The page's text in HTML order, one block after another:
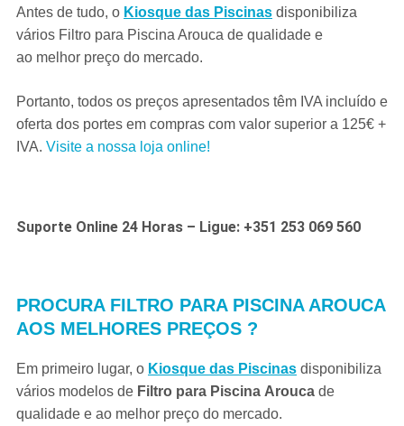
Antes de tudo, o Kiosque das Piscinas disponibiliza
vários Filtro para Piscina Arouca de qualidade e
ao melhor preço do mercado.
Portanto, todos os preços apresentados têm IVA incluído e
oferta dos portes em compras com valor superior a 125€ +
IVA. Visite a nossa loja online!
Suporte Online 24 Horas – Ligue: +351 253 069 560
PROCURA FILTRO PARA PISCINA AROUCA
AOS MELHORES PREÇOS ?
Em primeiro lugar, o Kiosque das Piscinas disponibiliza
vários modelos de Filtro para Piscina Arouca de
qualidade e ao melhor preço do mercado.